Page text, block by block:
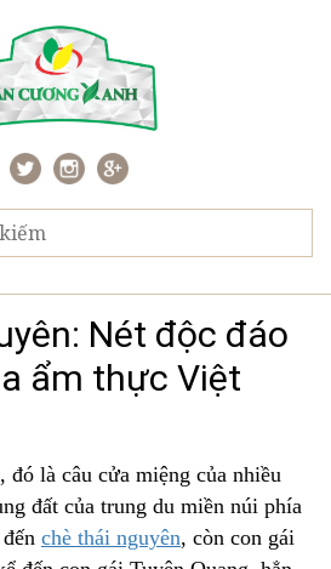
Nét độc đáo
ẩm thực Việt
đó là câu cửa miệng của nhiều
đất của trung du miền núi phía
chè thái nguyên, còn con gái